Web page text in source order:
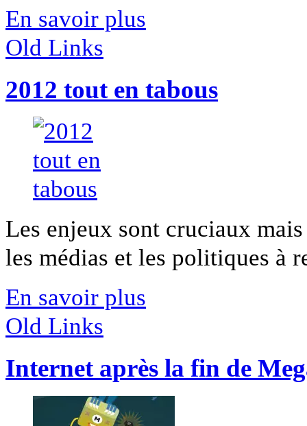
En savoir plus
Old Links
2012 tout en tabous
Les enjeux sont cruciaux
les médias et les politiques à
En savoir plus
Old Links
Internet après la fin de